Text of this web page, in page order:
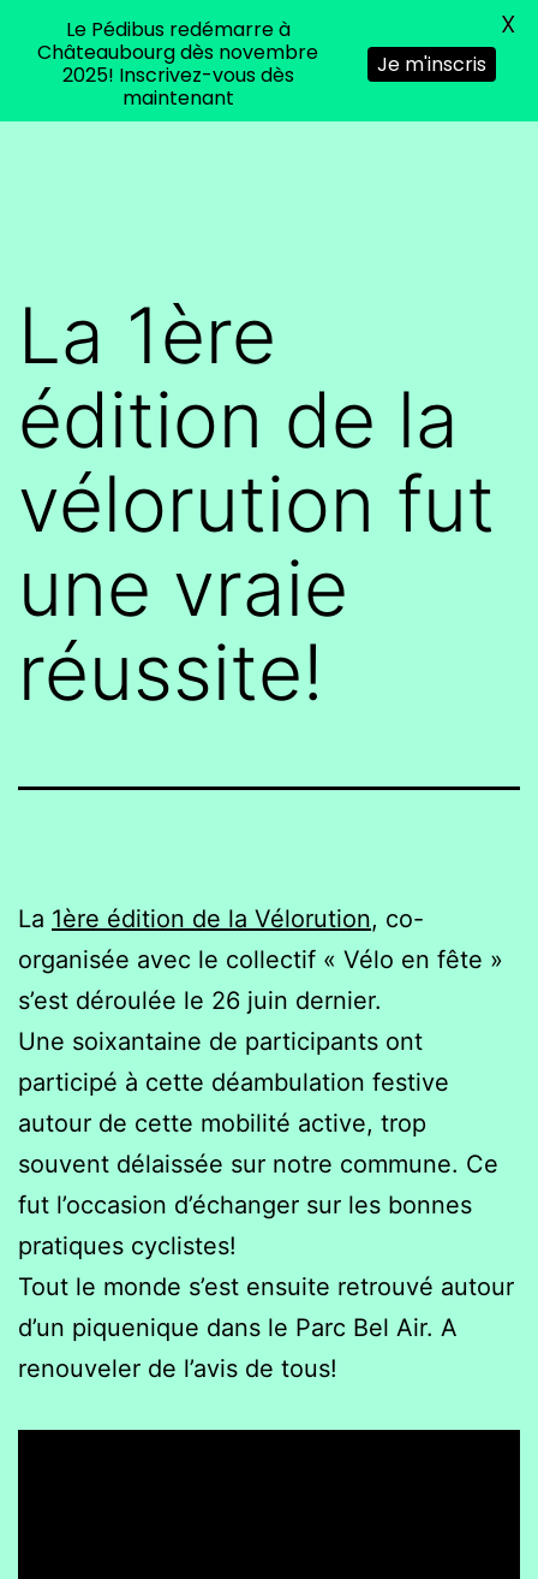
environnement
pour
Chateaubourg
Menu
La 1ère
édition de la
vélorution fut
une vraie
réussite!
La 1ère édition de la Vélorution, co-
organisée avec le collectif « Vélo en fête »
s’est déroulée le 26 juin dernier.
Une soixantaine de participants ont
participé à cette déambulation festive
autour de cette mobilité active, trop
souvent délaissée sur notre commune. Ce
fut l’occasion d’échanger sur les bonnes
pratiques cyclistes!
Tout le monde s’est ensuite retrouvé autour
d’un piquenique dans le Parc Bel Air. A
renouveler de l’avis de tous!
Le Pédibus redémarre à
Châteaubourg dès novembre
2025! Inscrivez-vous dès
maintenant
Je m'inscris
X